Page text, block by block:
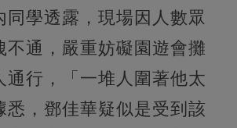
同學透露，現場因人數眾
不通，嚴重妨礙園遊會攤
通行，「一堆人圍著他太
悉，鄧佳華疑似是受到該